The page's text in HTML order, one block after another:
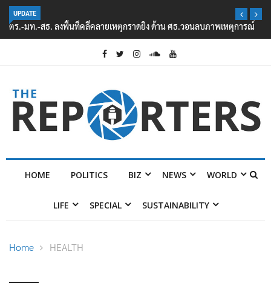
UPDATE
ตร.-มท.-สธ. ลงพื้นที่คลี่คลายเหตุกราดยิง ด้าน ศธ.วอนลบภาพเหตุการณ์
HOME POLITICS BIZ NEWS WORLD
LIFE SPECIAL SUSTAINABILITY
Home HEALTH